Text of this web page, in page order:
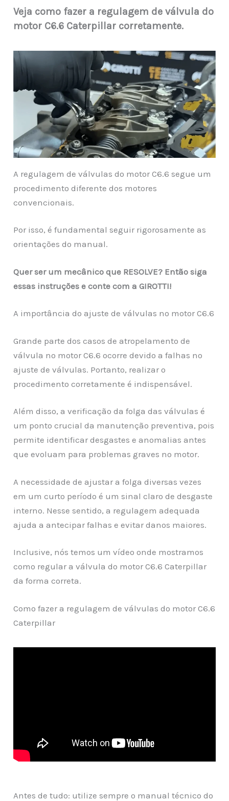
Veja como fazer a regulagem de válvula do
motor C6.6 Caterpillar corretamente.
A regulagem de válvulas do motor C6.6 segue um
procedimento diferente dos motores
convencionais.
Por isso, é fundamental seguir rigorosamente as
orientações do manual.
Quer ser um mecânico que RESOLVE? Então siga
essas instruções e conte com a GIROTTI!
A importância do ajuste de válvulas no motor C6.6
Grande parte dos casos de atropelamento de
válvula no motor C6.6 ocorre devido a falhas no
ajuste de válvulas. Portanto, realizar o
procedimento corretamente é indispensável.
Além disso, a verificação da folga das válvulas é
um ponto crucial da manutenção preventiva, pois
permite identificar desgastes e anomalias antes
que evoluam para problemas graves no motor.
A necessidade de ajustar a folga diversas vezes
em um curto período é um sinal claro de desgaste
interno. Nesse sentido, a regulagem adequada
ajuda a antecipar falhas e evitar danos maiores.
Inclusive, nós temos um vídeo onde mostramos
como regular a válvula do motor C6.6 Caterpillar
da forma correta.
Como fazer a regulagem de válvulas do motor C6.6
Caterpillar
Antes de tudo: utilize sempre o manual técnico do